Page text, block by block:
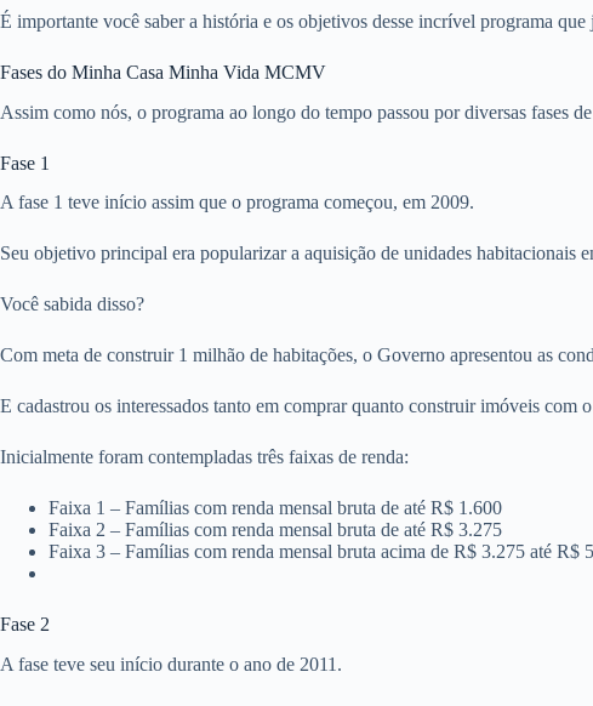
É importante você saber a história e os objetivos desse incrível programa
Fases do Minha Casa Minha Vida MCMV
Assim como nós, o programa ao longo do tempo passou por diversas fases
Fase 1
A fase 1 teve início assim que o programa começou, em 2009.
Seu objetivo principal era popularizar a aquisição de unidades habitacionais
Você sabida disso?
Com meta de construir 1 milhão de habitações, o Governo apresentou as
E cadastrou os interessados tanto em comprar quanto construir imóveis com
Inicialmente foram contempladas três faixas de renda:
Faixa 1 – Famílias com renda mensal bruta de até R$ 1.600
Faixa 2 – Famílias com renda mensal bruta de até R$ 3.275
Faixa 3 – Famílias com renda mensal bruta acima de R$ 3.275 até R$
Fase 2
A fase teve seu início durante o ano de 2011.